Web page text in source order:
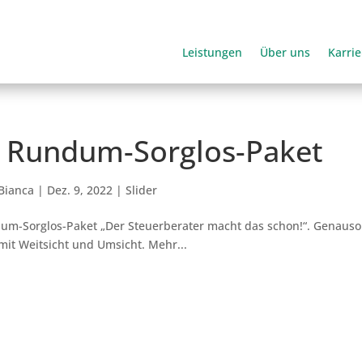
Leistungen Über uns
Rundum-Sorglos-Paket
| Dez. 9, 2022 |Slider
Sorglos-Paket „Der Steuerberater macht das schon!“.
Weitsicht und Umsicht. Mehr...